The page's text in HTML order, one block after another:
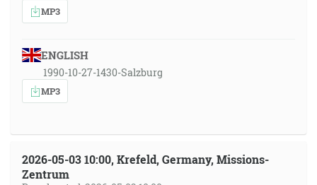
MP3
ENGLISH
1990-10-27-1430-Salzburg
MP3
2026-05-03 10:00, Krefeld, Germany, Missions-
Zentrum